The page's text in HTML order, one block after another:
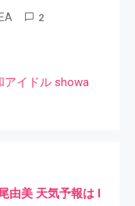
2
アイドル showa
由美 天気予報は I